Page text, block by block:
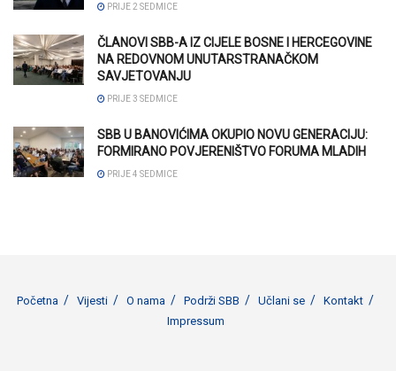
PRIJE 2 SEDMICE
ČLANOVI SBB-A IZ CIJELE BOSNE I HERCEGOVINE
NA REDOVNOM UNUTARSTRANAČKOM
SAVJETOVANJU
PRIJE 3 SEDMICE
SBB U BANOVIĆIMA OKUPIO NOVU GENERACIJU:
FORMIRANO POVJERENIŠTVO FORUMA MLADIH
PRIJE 4 SEDMICE
Početna Vijesti O nama Podrži SBB Učlani se
Kontakt
Impressum